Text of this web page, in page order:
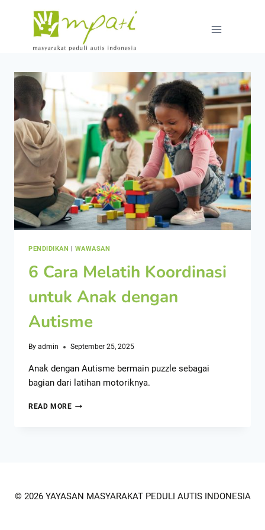
PENDIDIKAN | WAWASAN
6 Cara Melatih Koordinasi
untuk Anak dengan
Autisme
By admin September 25, 2025
Anak dengan Autisme bermain puzzle sebagai
bagian dari latihan motoriknya.
READ MORE
© 2026 YAYASAN MASYARAKAT PEDULI AUTIS INDONESIA